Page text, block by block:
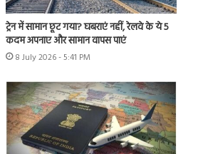
ट्रेन में सामान छूट गया? घबराएं नहीं, रेलवे के ये 5
कदम अपनाए और सामान वापस पाएं
8 July 2026 - 5:41 PM